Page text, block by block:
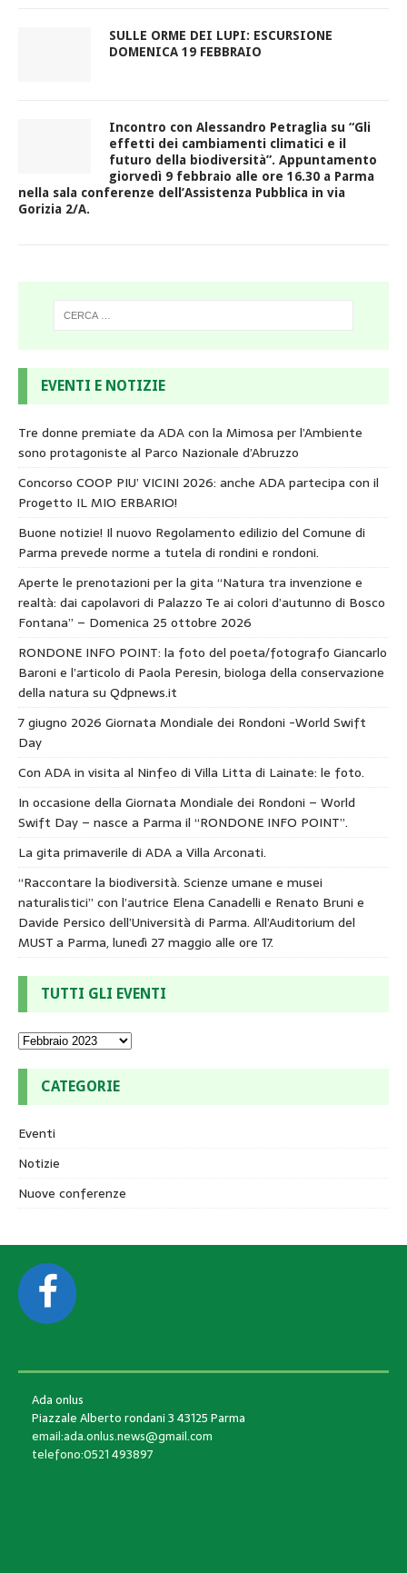
SULLE ORME DEI LUPI: ESCURSIONE
DOMENICA 19 FEBBRAIO
Incontro con Alessandro Petraglia su “Gli
effetti dei cambiamenti climatici e il
futuro della biodiversità”. Appuntamento
giorvedì 9 febbraio alle ore 16.30 a Parma
nella sala conferenze dell’Assistenza Pubblica in via
Gorizia 2/A.
EVENTI E NOTIZIE
Tre donne premiate da ADA con la Mimosa per l’Ambiente
sono protagoniste al Parco Nazionale d’Abruzzo
Concorso COOP PIU’ VICINI 2026: anche ADA partecipa con il
Progetto IL MIO ERBARIO!
Buone notizie! Il nuovo Regolamento edilizio del Comune di
Parma prevede norme a tutela di rondini e rondoni.
Aperte le prenotazioni per la gita “Natura tra invenzione e
realtà: dai capolavori di Palazzo Te ai colori d’autunno di Bosco
Fontana” – Domenica 25 ottobre 2026
RONDONE INFO POINT: la foto del poeta/fotografo Giancarlo
Baroni e l’articolo di Paola Peresin, biologa della conservazione
della natura su Qdpnews.it
7 giugno 2026 Giornata Mondiale dei Rondoni -World Swift
Day
Con ADA in visita al Ninfeo di Villa Litta di Lainate: le foto.
In occasione della Giornata Mondiale dei Rondoni – World
Swift Day – nasce a Parma il “RONDONE INFO POINT”.
La gita primaverile di ADA a Villa Arconati.
“Raccontare la biodiversità. Scienze umane e musei
naturalistici” con l’autrice Elena Canadelli e Renato Bruni e
Davide Persico dell’Università di Parma. All’Auditorium del
MUST a Parma, lunedì 27 maggio alle ore 17.
TUTTI GLI EVENTI
CATEGORIE
Eventi
Notizie
Nuove conferenze
Ada onlus
Piazzale Alberto rondani 3 43125 Parma
email:ada.onlus.news@gmail.com
telefono:0521 493897